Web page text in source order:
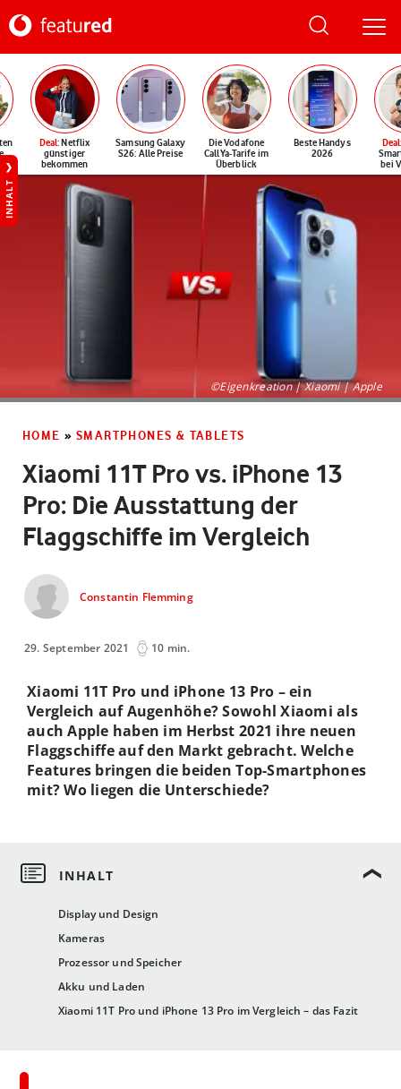
Deal: Netflix
günstiger
bekommen
Samsung Galaxy
S26: Alle Preise
Die Vodafone
CallYa-Tarife im
Überblick
Beste Handys
2026
Deal
bei
INHALT
©Eigenkreation | Xiaomi | Apple
HOME » SMARTPHONES & TABLETS
Xiaomi 11T Pro vs. iPhone 13
Pro: Die Ausstattung der
Flaggschiffe im Vergleich
Constantin Flemming
29. September 2021 10 min.
Display und Design
Kameras
Prozessor und Speicher
Akku und Laden
Xiaomi 11T Pro und iPhone 13 Pro im Vergleich – das Fazit
Xiaomi 11T Pro und iPhone 13 Pro – ein
Vergleich auf Augenhöhe? Sowohl Xiaomi als
auch Apple haben im Herbst 2021 ihre neuen
Flaggschiffe auf den Markt gebracht. Welche
Features bringen die beiden Top-Smartphones
mit? Wo liegen die Unterschiede?